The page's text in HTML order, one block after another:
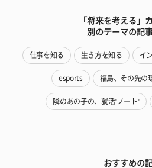
「将来を考える」
別のテーマの記
仕事を知る 生き方を知る イ
esports 福島、その先の
隣のあの子の、就活"ノート"
おすすめの